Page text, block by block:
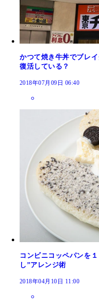
かつて焼き牛丼でブレ
復活している？
2018年07月09日 06:40
コンビニコッペパンを
し”アレンジ術
2018年04月10日 11:00